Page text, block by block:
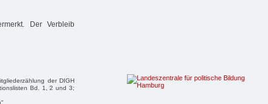
Der Verbleib
der DIGH
Bd. 1, 2 und 3;